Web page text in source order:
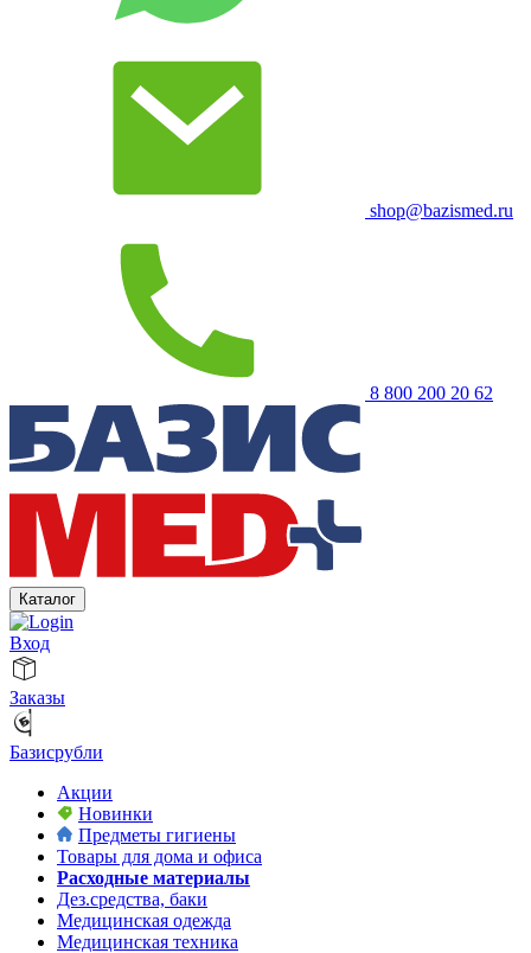
shop@bazismed.ru
8 800 200 20 62
Каталог
Вход
Заказы
Базисрубли
Акции
Новинки
Предметы гигиены
Товары для дома и офиса
Расходные материалы
Дез.средства, баки
Медицинская одежда
Медицинская техника